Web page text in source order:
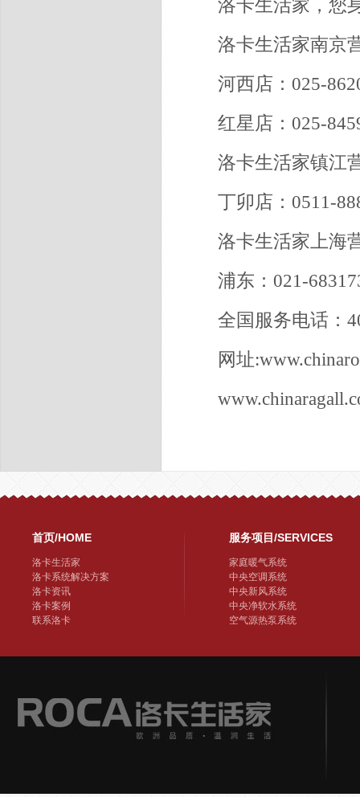
洛卡生活家，您
洛卡生活家南京
河西店：025-
红星店：025-
洛卡生活家镇江
丁卯店：0511-
洛卡生活家上海
浦东：021-
全国服务电话：
网址
首页/HOME
洛卡生活家
洛卡系统解决方案
洛卡资讯
洛卡案例
联系洛卡
服务项目/SERVICES
家庭暖气系统
中央空调系统
中央新风系统
中央净软水系统
空气源热泵系统